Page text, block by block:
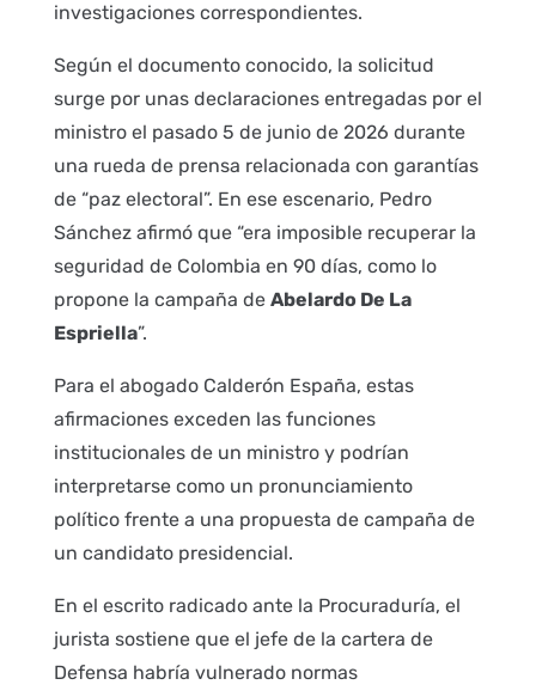
investigaciones correspondientes.
Según el documento conocido, la solicitud
surge por unas declaraciones entregadas por el
ministro el pasado 5 de junio de 2026 durante
una rueda de prensa relacionada con garantías
de “paz electoral”. En ese escenario, Pedro
Sánchez afirmó que “era imposible recuperar la
seguridad de Colombia en 90 días, como lo
propone la campaña de Abelardo De La
Espriella”.
Para el abogado Calderón España, estas
afirmaciones exceden las funciones
institucionales de un ministro y podrían
interpretarse como un pronunciamiento
político frente a una propuesta de campaña de
un candidato presidencial.
En el escrito radicado ante la Procuraduría, el
jurista sostiene que el jefe de la cartera de
Defensa habría vulnerado normas